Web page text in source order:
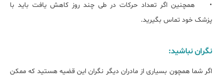
•
همچنین اگر تعداد حرکات در طی چند روز کاهش یافت باید با
پزشک خود تماس بگیرید.
نگران نباشید:
اگر شما همچون بسیاری از مادران دیگر نگران این قضیه هستید که ممکن